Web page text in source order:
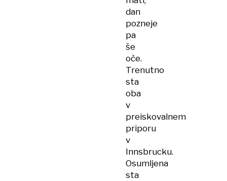
dan
pozneje
pa
še
oče.
Trenutno
sta
oba
v
preiskovalnem
priporu
v
Innsbrucku.
Osumljena
sta